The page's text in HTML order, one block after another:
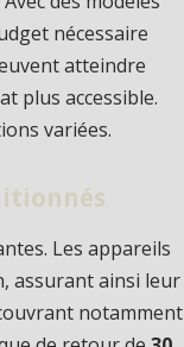
nécessaire
atteindre
plus accessible.
variées.
Les appareils
assurant ainsi leur
notamment